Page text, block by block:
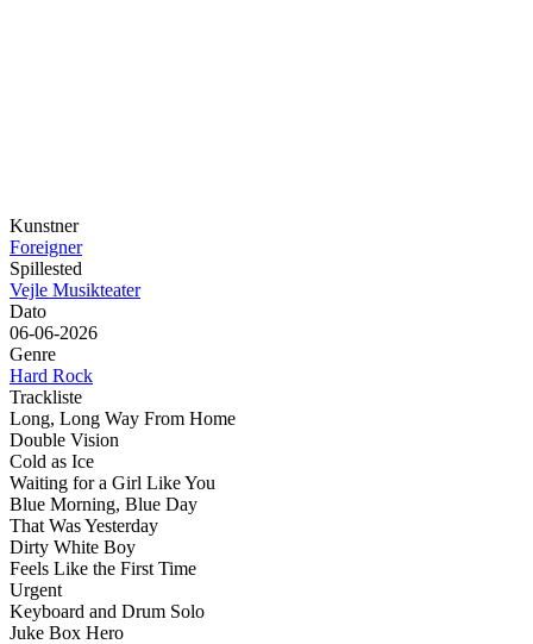
Kunstner
Foreigner
Spillested
Vejle Musikteater
Dato
06-06-2026
Genre
Hard Rock
Trackliste
Long, Long Way From Home
Double Vision
Cold as Ice
Waiting for a Girl Like You
Blue Morning, Blue Day
That Was Yesterday
Dirty White Boy
Feels Like the First Time
Urgent
Keyboard and Drum Solo
Juke Box Hero